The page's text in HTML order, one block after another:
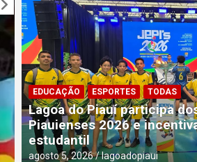
EDUCAÇÃO ESPORTES TODAS
Lagoa do Piauí participa
Piauienses 2026 e
estudantil
agosto 5, 2026 lagoadopiaui